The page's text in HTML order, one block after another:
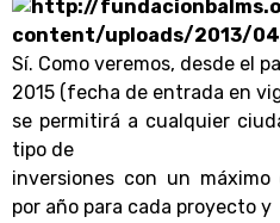
Sí. Como veremos, desde el
2015 (fecha de entrada en
se permitirá a cualquier
tipo de
inversiones con un
por año para cada proyecto y